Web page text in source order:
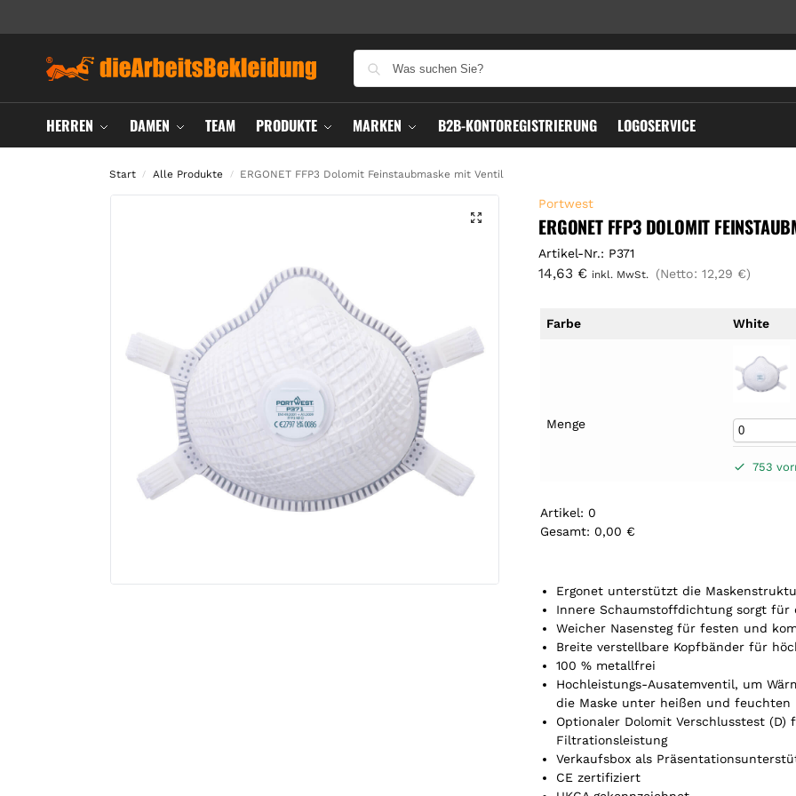
HERREN DAMEN TEAM PRODUKTE MARKEN B2B-KONTOREGISTRIERUNG LOGOSERVICE
Start / Alle Produkte / ERGONET FFP3 Dolomit Feinstaubmaske mit Ventil
Portwest
ERGONET FFP3 DOLOMIT
Artikel-Nr.: P371
14,63 € inkl. MwSt. (Netto:12,29 €)
Farbe White
Menge
753
Artikel: 0
Gesamt: 0,00 €
r
t
i
k
e
l
Y
u
r
t
Ergonet unterstützt die
Innere Schaumstoffdichtung sorgt für
Weicher Nasensteg für festen und
Breite verstellbare Kopfbänder für
100 % metallfrei
Hochleistungs-Ausatemventil, um
die Maske unter heißen und feuchten
Optionaler Dolomit Verschlusstest
Filtrationsleistung
Verkaufsbox als
CE zertifiziert